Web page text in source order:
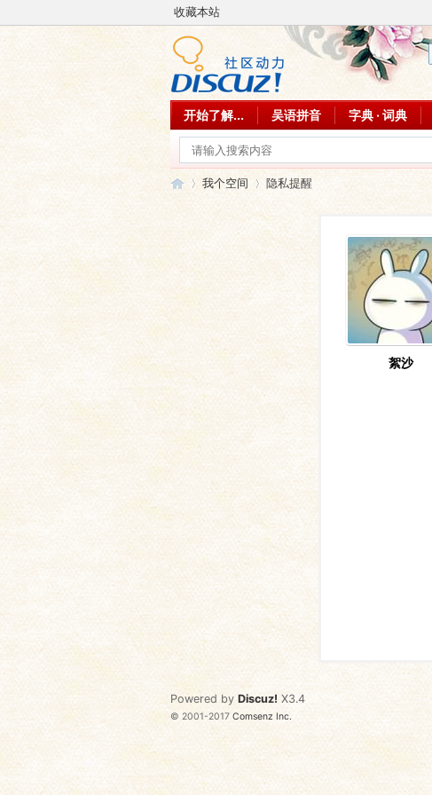
收藏本站
开始了解... 吴语拼音 字典 · 词典
语
我个空间
›
隐私提醒
絮沙
Powered by Discuz! X3.4
© 2001-2017 Comsenz Inc.